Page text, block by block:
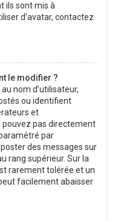
ils sont mis à
d’avatar, contactez
le modifier ?
nom d’utilisateur,
ou identifient
et
pouvez pas directement
par
des messages sur
rang supérieur. Sur la
rarement tolérée et un
facilement abaisser